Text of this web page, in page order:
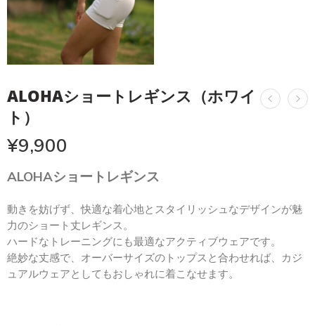
ALOHAショートレギンス（ホワイ
ト）
¥9,900
ALOHAショートレギンス
動きを妨げず、快適な着心地とスタイリッシュなデザインが魅
力のショート丈レギンス。
ハードなトレーニングにも最適なアクティブウェアです。
絶妙な丈感で、オーバーサイズのトップスと合わせれば、カジ
ュアルウェアとしてもおしゃれに着こなせます。